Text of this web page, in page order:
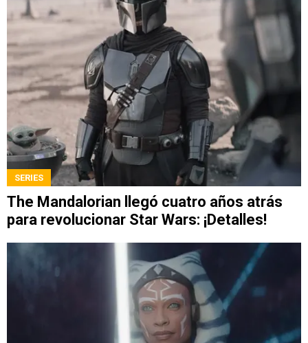
SERIES
The Mandalorian llegó cuatro años atrás
para revolucionar Star Wars: ¡Detalles!